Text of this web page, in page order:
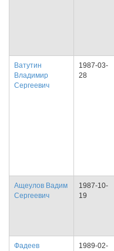
Ватутин
Владимир
Сергеевич
1987-03-
28
Ащеулов Вадим
Сергеевич
1987-10-
19
Фадеев
1989-02-